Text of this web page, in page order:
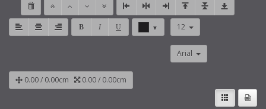
B I U ▼ 12
Arial
0.00/ 0.00 0.00/ 0.00cm